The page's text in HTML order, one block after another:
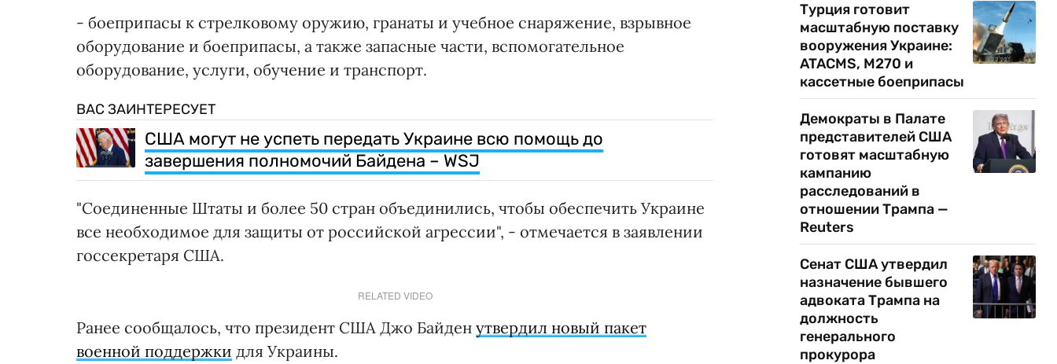
- боеприпасы к стрелковому оружию, гранаты и учебное снаряжение, взрывное
оборудование и боеприпасы, а также запасные части, вспомогательное
оборудование, услуги, обучение и транспорт.
ВАС ЗАИНТЕРЕСУЕТ
США могут не успеть передать Украине всю помощь до
завершения полномочий Байдена – WSJ
"Соединенные Штаты и более 50 стран объединились, чтобы обеспечить Украине
все необходимое для защиты от российской агрессии", - отмечается в заявлении
госсекретаря США.
RELATED VIDEO
Ранее сообщалось, что президент США Джо Байден утвердил новый пакет
военной поддержки для Украины.
Турция готовит
масштабную поставку
вооружения Украине:
ATACMS, M270 и
кассетные боеприпасы
Демократы в Палате
представителей США
готовят масштабную
кампанию
расследований в
отношении Трампа —
Reuters
Сенат США утвердил
назначение бывшего
адвоката Трампа на
должность
генерального
прокурора